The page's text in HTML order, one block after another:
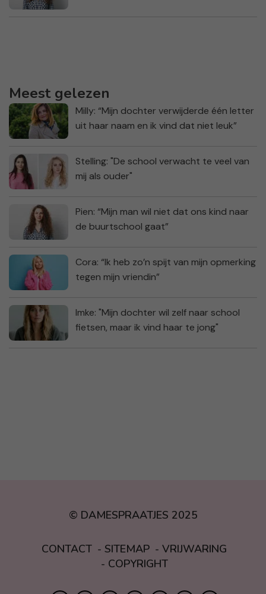
Meest gelezen
Milly: “Mijn dochter verwijderde één letter
uit haar naam en ik vind dat niet leuk”
Stelling: "De school verwacht te veel van
mij als ouder"
Pien: “Mijn man wil niet dat ons kind naar
de buurtschool gaat”
Cora: “Ik heb zo’n spijt van mijn opmerking
tegen mijn vriendin”
Imke: "Mijn dochter wil zelf naar school
fietsen, maar ik vind haar te jong"
© DAMESPRAATJES 2025
CONTACT SITEMAP
VRIJWARING
COPYRIGHT